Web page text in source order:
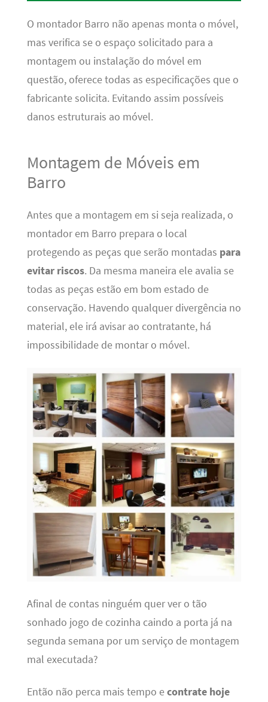
O montador Barro não apenas monta o móvel,
mas verifica se o espaço solicitado para a
montagem ou instalação do móvel em
questão, oferece todas as especificações que o
fabricante solicita. Evitando assim possíveis
danos estruturais ao móvel.
Montagem de Móveis em
Barro
Antes que a montagem em si seja realizada, o
montador em Barro prepara o local
protegendo as peças que serão montadas para
evitar riscos. Da mesma maneira ele avalia se
todas as peças estão em bom estado de
conservação. Havendo qualquer divergência no
material, ele irá avisar ao contratante, há
impossibilidade de montar o móvel.
Afinal de contas ninguém quer ver o tão
sonhado jogo de cozinha caindo a porta já na
segunda semana por um serviço de montagem
mal executada?
Então não perca mais tempo econtrate hoje